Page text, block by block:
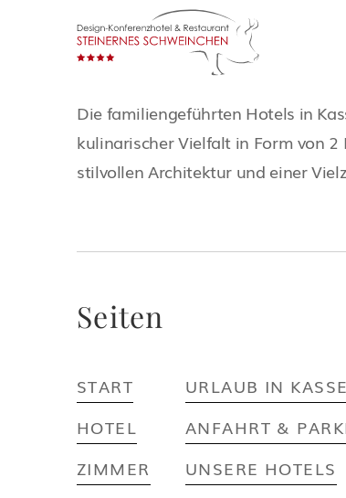
Die familiengeführten Hotels in
kulinarischer Vielfalt in Form von 2
stilvollen Architektur und einer
Seiten
START
HOTEL
ZIMMER
URLAUB IN
ANFAHRT &
UNSERE HOTELS